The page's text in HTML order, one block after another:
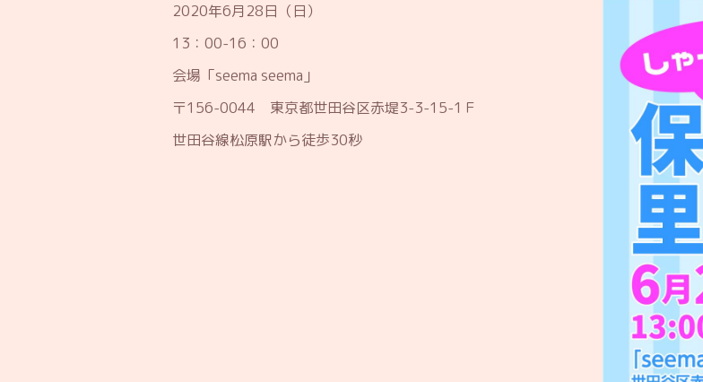
2020年6月28日（日）
13：00-16：00
会場「seema seema」
〒156-0044 東京都世田谷区赤堤3-3-15-1Ｆ
世田谷線松原駅から徒歩30秒